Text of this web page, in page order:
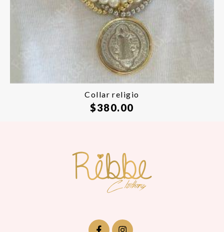
Collar religio
$380.00